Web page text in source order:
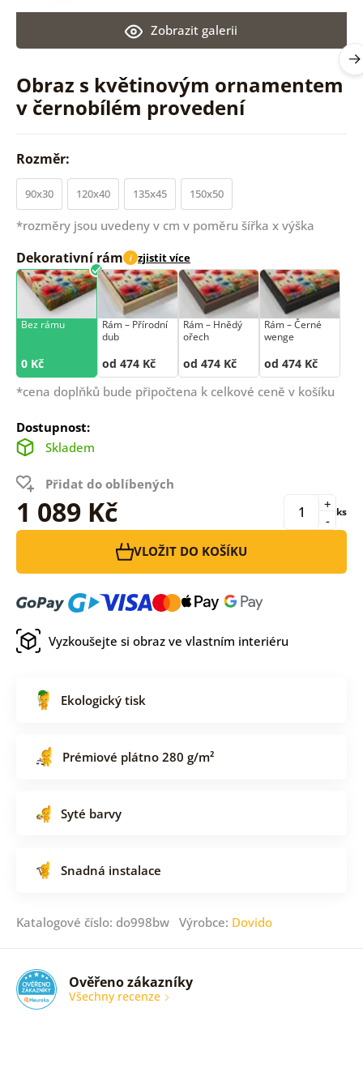
Obraz s květinovým ornamentem
v černobílém provedení
Zobrazit galerii
Rozměr:
90x30 120x40 135x45 150x50
*rozměry jsou uvedeny v cm v poměru šířka x výška
Dekorativní rám i zjistit více
Bez rámu
0 Kč
Rám –⁠⁠⁠⁠⁠⁠ Přírodní
dub
od 474 Kč
Rám –⁠⁠⁠⁠⁠⁠ Hnědý
ořech
od 474 Kč
Rám –⁠⁠⁠⁠⁠⁠ Černé
wenge
od 474 Kč
*cena doplňků bude připočtena k celkové ceně v košíku
Dostupnost:
Skladem
Přidat do oblíbených
1 089 Kč -
+ ks
VLOŽIT DO KOŠÍKU
Vyzkoušejte si obraz ve vlastním interiéru
Ekologický tisk
Prémiové plátno 280 g/m²
Syté barvy
Snadná instalace
Katalogové číslo: do998bw Výrobce: Dovido
Ověřeno zákazníky
Všechny recenze